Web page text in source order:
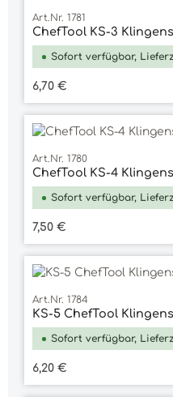
Art.Nr. 1781
ChefTool KS-3
Sofort verfügbar,
Regulärer Preis:
6,70 €
Art.Nr. 1780
ChefTool KS-4
Sofort verfügbar,
Regulärer Preis:
7,50 €
Art.Nr. 1784
KS-5 ChefTool
Sofort verfügbar,
Regulärer Preis:
6,20 €